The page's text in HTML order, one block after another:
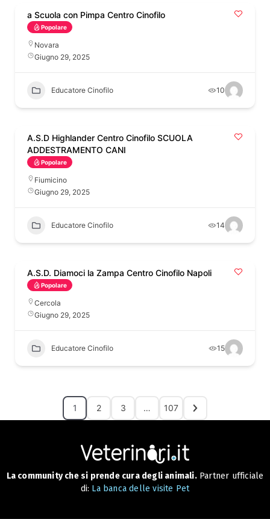
a Scuola con Pimpa Centro Cinofilo
Popolare
Novara
Giugno 29, 2025
Educatore Cinofilo 10
A.S.D Highlander Centro Cinofilo SCUOLA
ADDESTRAMENTO CANI
Popolare
Fiumicino
Giugno 29, 2025
Educatore Cinofilo 14
A.S.D. Diamoci la Zampa Centro Cinofilo Napoli
Popolare
Cercola
Giugno 29, 2025
Educatore Cinofilo 15
1 2 3 … 107
La community che si prende cura degli animali.Partner ufficiale
di: La banca delle visite Pet